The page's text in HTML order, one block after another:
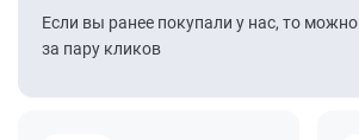
Если вы ранее покупали у нас, то можно
за пару кликов